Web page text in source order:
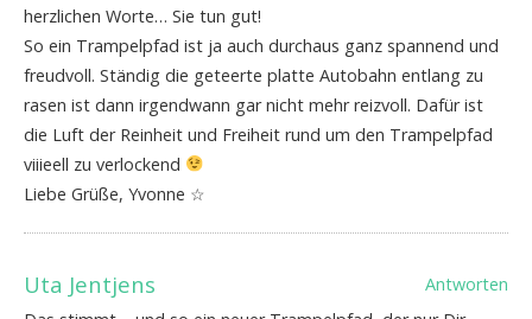
herzlichen Worte… Sie tun gut!
So ein Trampelpfad ist ja auch durchaus ganz spannend und
freudvoll. Ständig die geteerte platte Autobahn entlang zu
rasen ist dann irgendwann gar nicht mehr reizvoll. Dafür ist
die Luft der Reinheit und Freiheit rund um den Trampelpfad
viiieell zu verlockend
Liebe Grüße, Yvonne ☆
Uta Jentjens
Antworten